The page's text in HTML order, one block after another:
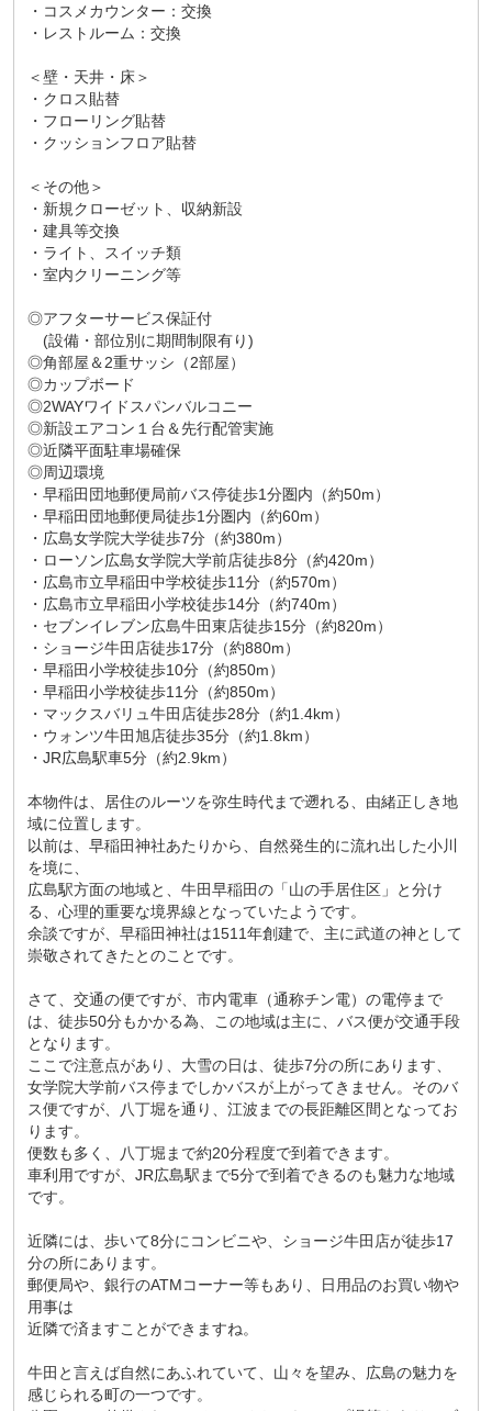
・コスメカウンター：交換
・レストルーム：交換
＜壁・天井・床＞
・クロス貼替
・フローリング貼替
・クッションフロア貼替
＜その他＞
・新規クローゼット、収納新設
・建具等交換
・ライト、スイッチ類
・室内クリーニング等
◎アフターサービス保証付
(設備・部位別に期間制限有り)
◎角部屋＆2重サッシ（2部屋）
◎カップボード
◎2WAYワイドスパンバルコニー
◎新設エアコン１台＆先行配管実施
◎近隣平面駐車場確保
◎周辺環境
・早稲田団地郵便局前バス停徒歩1分圏内（約50m）
・早稲田団地郵便局徒歩1分圏内（約60m）
・広島女学院大学徒歩7分（約380m）
・ローソン広島女学院大学前店徒歩8分（約420m）
・広島市立早稲田中学校徒歩11分（約570m）
・広島市立早稲田小学校徒歩14分（約740m）
・セブンイレブン広島牛田東店徒歩15分（約820m）
・ショージ牛田店徒歩17分（約880m）
・早稲田小学校徒歩10分（約850m）
・早稲田小学校徒歩11分（約850m）
・マックスバリュ牛田店徒歩28分（約1.4km）
・ウォンツ牛田旭店徒歩35分（約1.8km）
・JR広島駅車5分（約2.9km）
本物件は、居住のルーツを弥生時代まで遡れる、由緒正しき地
域に位置します。
以前は、早稲田神社あたりから、自然発生的に流れ出した小川
を境に、
広島駅方面の地域と、牛田早稲田の「山の手居住区」と分け
る、心理的重要な境界線となっていたようです。
余談ですが、早稲田神社は1511年創建で、主に武道の神として
崇敬されてきたとのことです。
さて、交通の便ですが、市内電車（通称チン電）の電停まで
は、徒歩50分もかかる為、この地域は主に、バス便が交通手段
となります。
ここで注意点があり、大雪の日は、徒歩7分の所にあります、
女学院大学前バス停までしかバスが上がってきません。そのバ
ス便ですが、八丁堀を通り、江波までの長距離区間となってお
ります。
便数も多く、八丁堀まで約20分程度で到着できます。
車利用ですが、JR広島駅まで5分で到着できるのも魅力な地域
です。
近隣には、歩いて8分にコンビニや、ショージ牛田店が徒歩17
分の所にあります。
郵便局や、銀行のATMコーナー等もあり、日用品のお買い物や
用事は
近隣で済ますことができますね。
牛田と言えば自然にあふれていて、山々を望み、広島の魅力を
感じられる町の一つです。